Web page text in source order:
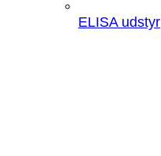
ELISA udstyr